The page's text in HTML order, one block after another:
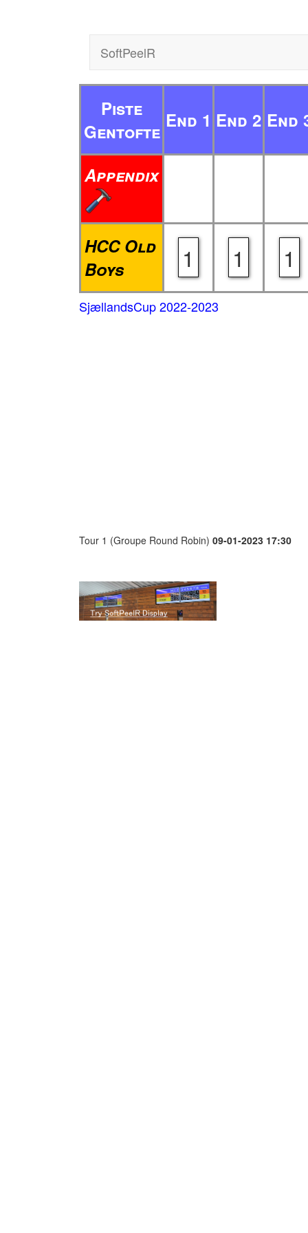
SoftPeelR
Piste
Gentofte End 1 End 2 End
Appendix
HCC Old
Boys
1 1 1
SjællandsCup 2022-2023
Tour 1 (Groupe Round Robin) 09-01-2023 17:30